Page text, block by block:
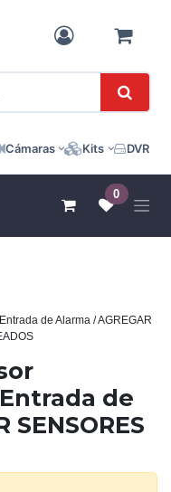
Cámaras Kits DVR /
0
de